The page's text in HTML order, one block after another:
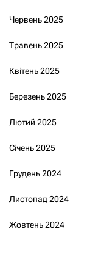
Червень 2025
Травень 2025
Квітень 2025
Березень 2025
Лютий 2025
Січень 2025
Грудень 2024
Листопад 2024
Жовтень 2024